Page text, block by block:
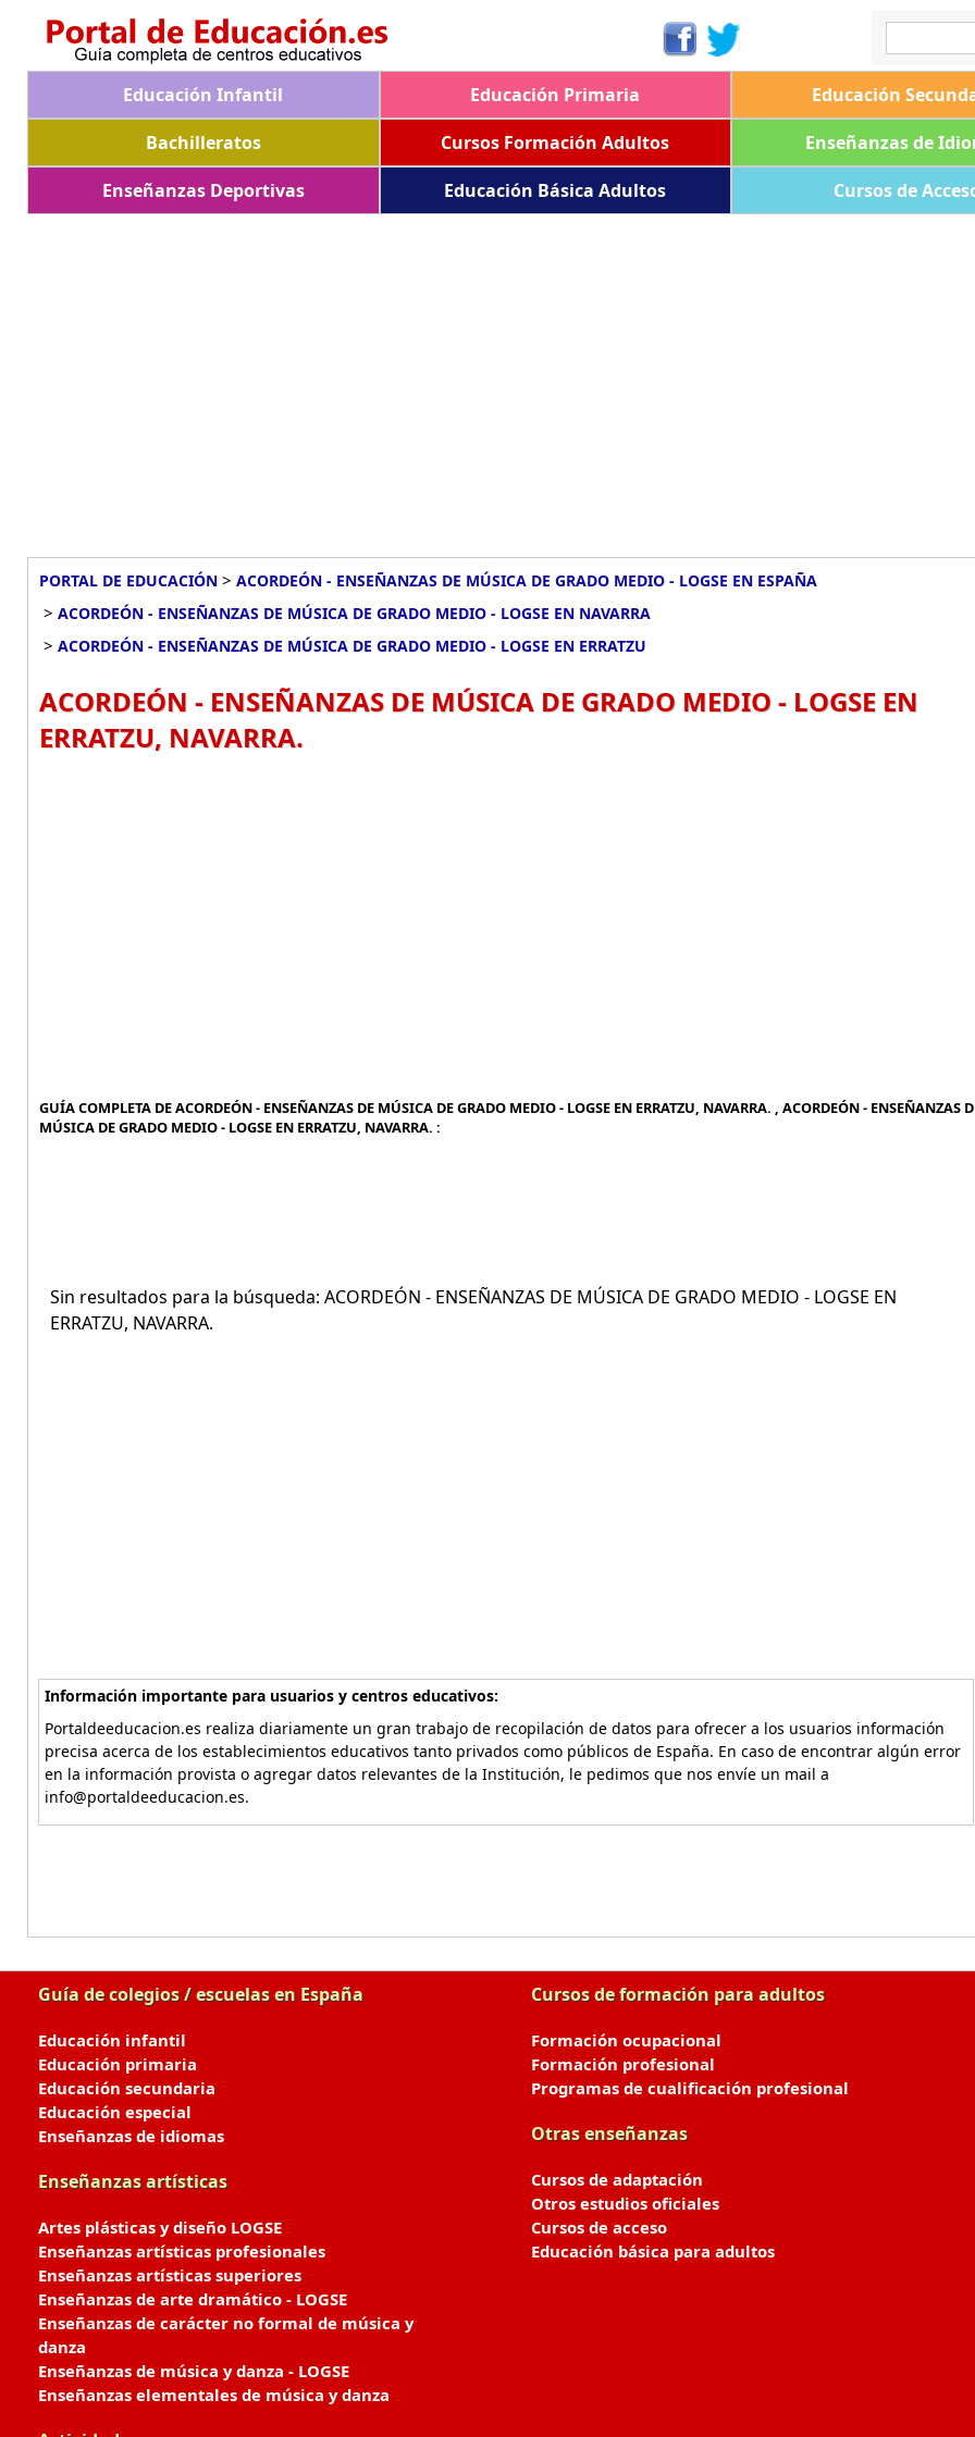
Educación Infantil Educación Primaria
Educación
Bachilleratos
Cursos Formación Adultos
Enseñanzas de
Enseñanzas Deportivas
Educación Básica Adultos Cursos de
PORTAL DE EDUCACIÓN > ACORDEÓN - ENSEÑANZAS DE MÚSICA DE GRADO MEDIO - LOGSE EN ESPAÑA
> ACORDEÓN - ENSEÑANZAS DE MÚSICA DE GRADO MEDIO - LOGSE EN NAVARRA
> ACORDEÓN - ENSEÑANZAS DE MÚSICA DE GRADO MEDIO - LOGSE EN ERRATZU
ACORDEÓN - ENSEÑANZAS DE MÚSICA DE GRADO MEDIO - LOGSE EN
ERRATZU, NAVARRA.
GUÍA COMPLETA DE ACORDEÓN - ENSEÑANZAS DE MÚSICA DE GRADO MEDIO - LOGSE EN ERRATZU, NAVARRA. , ACORDEÓN - ENSEÑANZAS
MÚSICA DE GRADO MEDIO - LOGSE EN ERRATZU, NAVARRA. :
Sin resultados para la búsqueda: ACORDEÓN - ENSEÑANZAS DE MÚSICA DE GRADO MEDIO - LOGSE EN
ERRATZU, NAVARRA.
Información importante para usuarios y centros educativos:
Portaldeeducacion.es realiza diariamente un gran trabajo de recopilación de datos para ofrecer a los usuarios información
precisa acerca de los establecimientos educativos tanto privados como públicos de España. En caso de encontrar algún error
en la información provista o agregar datos relevantes de la Institución, le pedimos que nos envíe un mail a
info@portaldeeducacion.es.
Guía de colegios / escuelas en España
Educación infantil
Educación primaria
Educación secundaria
Educación especial
Enseñanzas de idiomas
Enseñanzas artísticas
Artes plásticas y diseño LOGSE
Enseñanzas artísticas profesionales
Enseñanzas artísticas superiores
Enseñanzas de arte dramático - LOGSE
Enseñanzas de carácter no formal de música y
danza
Enseñanzas de música y danza - LOGSE
Enseñanzas elementales de música y danza
Cursos de formación para adultos
Formación ocupacional
Formación profesional
Programas de cualificación profesional
Otras enseñanzas
Cursos de adaptación
Otros estudios oficiales
Cursos de acceso
Educación básica para adultos